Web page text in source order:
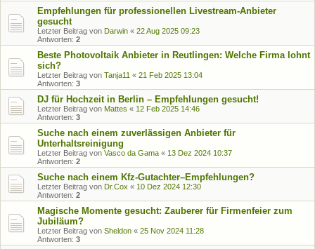
Empfehlungen für professionellen Livestream-Anbieter
gesucht
Letzter Beitrag von Darwin « 22 Aug 2025 09:23
Antworten: 2
Beste Photovoltaik Anbieter in Reutlingen: Welche Firma lohnt
sich?
Letzter Beitrag von Tanja11 « 21 Feb 2025 13:04
Antworten: 3
DJ für Hochzeit in Berlin – Empfehlungen gesucht!
Letzter Beitrag von Mattes « 12 Feb 2025 14:46
Antworten: 3
Suche nach einem zuverlässigen Anbieter für
Unterhaltsreinigung
Letzter Beitrag von Vasco da Gama « 13 Dez 2024 10:37
Antworten: 2
Suche nach einem Kfz-Gutachter–Empfehlungen?
Letzter Beitrag von Dr.Cox « 10 Dez 2024 12:30
Antworten: 2
Magische Momente gesucht: Zauberer für Firmenfeier zum
Jubiläum?
Letzter Beitrag von Sheldon « 25 Nov 2024 11:28
Antworten: 3